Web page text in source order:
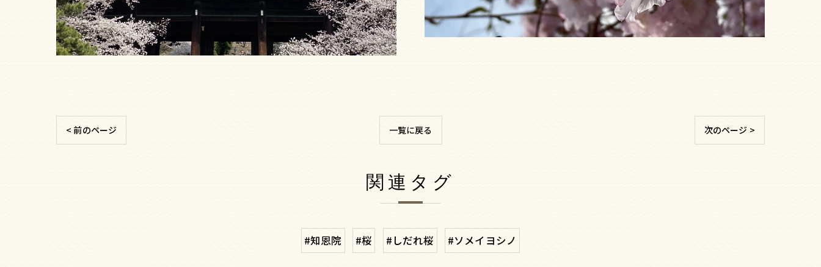
< 前のページ 一覧に戻る 次のページ >
関連タグ
#知恩院 #桜 #しだれ桜 #ソメイヨシノ